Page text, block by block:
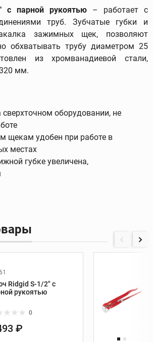
с парной рукоятью – работает с
труб. Зубчатые губки и
зажимных щек, позволяют
обхватывать трубу диаметром 25
из хромванадиевой стали,
мм.
сверхточном оборудовании, не
щекам удобен при работе в
местах
губке увеличена,
Ridgid S-1/2" с
рукоятью
0
₽